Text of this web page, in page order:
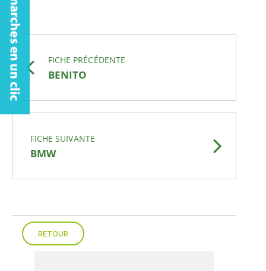
FICHE PRÉCÉDENTE
BENITO
FICHE SUIVANTE
BMW
RETOUR